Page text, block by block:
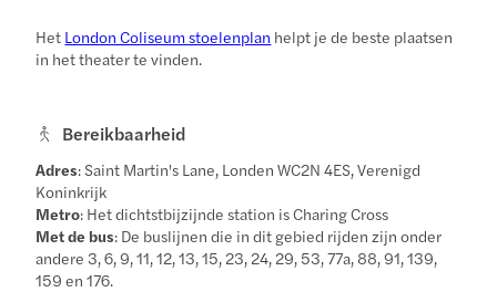
Het London Coliseum stoelenplan helpt je de beste plaatsen
in het theater te vinden.
Bereikbaarheid
Adres: Saint Martin's Lane, Londen WC2N 4ES, Verenigd
Koninkrijk
Metro: Het dichtstbijzijnde station is Charing Cross
Met de bus: De buslijnen die in dit gebied rijden zijn onder
andere 3, 6, 9, 11, 12, 13, 15, 23, 24, 29, 53, 77a, 88, 91, 139,
159 en 176.